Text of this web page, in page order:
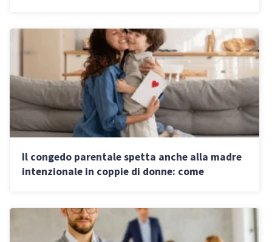
Il congedo parentale spetta anche alla madre
intenzionale in coppie di donne: come